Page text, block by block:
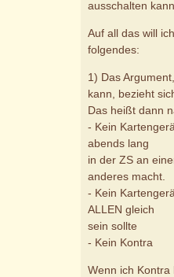
ausschalten
Auf all das will
folgendes:
1) Das
kann, bezieht
Das heißt dann
- Kein
abends lang
in der ZS an
anderes macht.
- Kein
ALLEN gleich
sein sollte
- Kein Kontra
Wenn ich